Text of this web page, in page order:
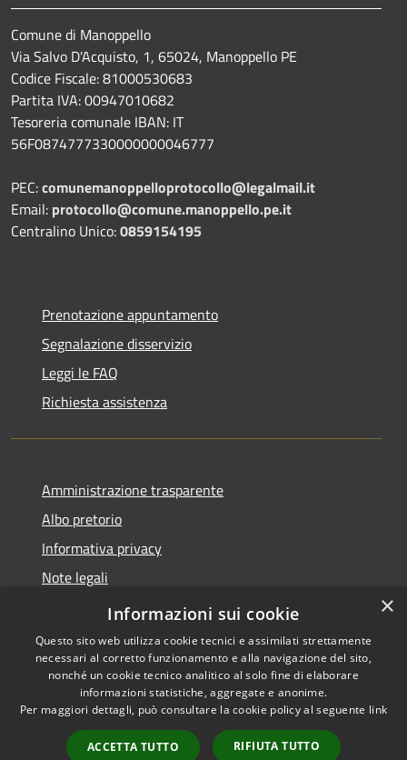
Comune di Manoppello
Via Salvo D'Acquisto, 1, 65024, Manoppello PE
Codice Fiscale: 81000530683
Partita IVA: 00947010682
Tesoreria comunale IBAN: IT
56F0874777330000000046777
PEC:comunemanoppelloprotocollo@legalmail.it
Email: protocollo@comune.manoppello.pe.it
Centralino Unico:0859154195
Prenotazione appuntamento
Segnalazione disservizio
Leggi le FAQ
Richiesta assistenza
Amministrazione trasparente
Albo pretorio
Informativa privacy
Note legali
Dichiarazione di accessibilità
Accessibilità
Copyright © 2026 • Comune di
Manoppello • Powered by
Municipium•
Accesso
×
Informazioni sui cookie
Questo sito web utilizza cookie tecnici e assimilati strettamente
necessari al corretto funzionamento e alla navigazione del sito,
nonché un cookie tecnico analitico al solo fine di elaborare
informazioni statistiche, aggregate e anonime.
Per maggiori dettagli, può consultare la cookie policy al seguente link
ACCETTA TUTTO RIFIUTA TUTTO